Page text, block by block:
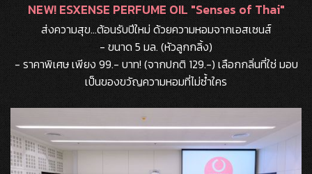
NEW! ESXENSE PERFUME OIL "Senses of Thai"
ส่งความสุข...ต้อนรับปีใหม่ ด้วยความหอมจากเอสเซนส์
- ขนาด 5 มล. (หัวลูกกลิ้ง)
- ราคาพิเศษ เพียง 99.- บาท! (จากปกติ 129.-) เลือกกลิ่นที่ใช่ มอบ
เป็นของขวัญความหอมที่ไม่ซ้ำใคร